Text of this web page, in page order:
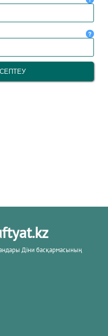
Діни басқармасының